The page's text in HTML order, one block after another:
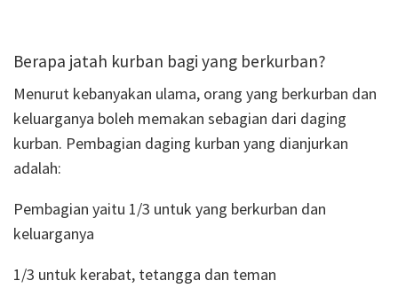
Berapa jatah kurban bagi yang berkurban?
Menurut kebanyakan ulama, orang yang berkurban dan
keluarganya boleh memakan sebagian dari daging
kurban. Pembagian daging kurban yang dianjurkan
adalah:
Pembagian yaitu 1/3 untuk yang berkurban dan
keluarganya
1/3 untuk kerabat, tetangga dan teman